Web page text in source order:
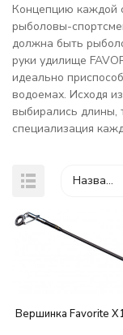
Концепцию каждой
рыболовы-
должна быть
руки удилище
идеально
водоемах. Исходя
выбирались длины,
специализация
Название
Вершинка Favorite